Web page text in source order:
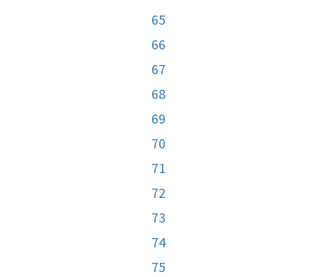
65
66
67
68
69
70
71
72
73
74
75